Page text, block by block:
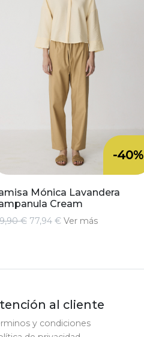
-40%
Mónica Lavandera
Cream
€ 77,94 € Ver más
al cliente
y condiciones